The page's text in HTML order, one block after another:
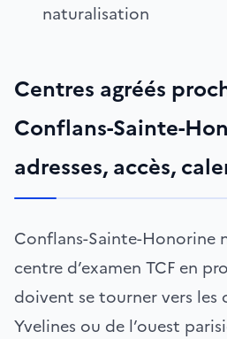
naturalisation
Centres agréés
Conflans-Sainte-
adresses, accès,
Conflans-Sainte-Honorine
centre d’examen TCF en
doivent se tourner vers les
Yvelines ou de l’ouest